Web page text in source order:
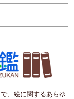
、絵に関するあらゆ